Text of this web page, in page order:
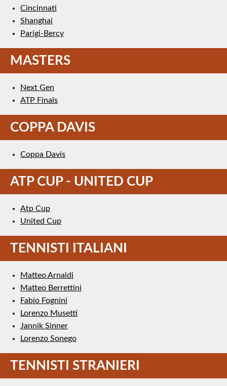
Cincinnati
Shanghai
Parigi-Bercy
MASTERS
Next Gen
ATP Finals
COPPA DAVIS
Coppa Davis
ATP CUP - UNITED CUP
Atp Cup
United Cup
TENNISTI ITALIANI
Matteo Arnaldi
Matteo Berrettini
Fabio Fognini
Lorenzo Musetti
Jannik Sinner
Lorenzo Sonego
TENNISTI STRANIERI